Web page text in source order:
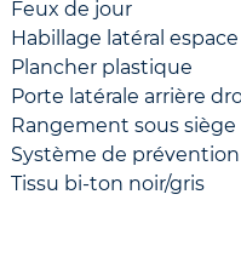
Feux de jour
Habillage latéral
Plancher plastique
Porte latérale arrière
Rangement sous siège
Système de
Tissu bi-ton noir/gris